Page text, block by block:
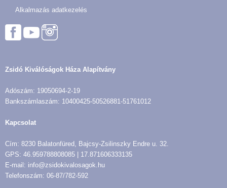
Alkalmazás adatkezelés
Zsidó Kiválóságok Háza Alapítvány
Adószám: 19050694-2-19
Bankszámlaszám: 10400425-50526881-51761012
Kapcsolat
Cím: 8230 Balatonfüred, Bajcsy-Zsilinszky Endre u. 32.
GPS: 46.959788808085 | 17.871606333135
E-mail: info@zsidokivalosagok.hu
Telefonszám: 06-87/782-592